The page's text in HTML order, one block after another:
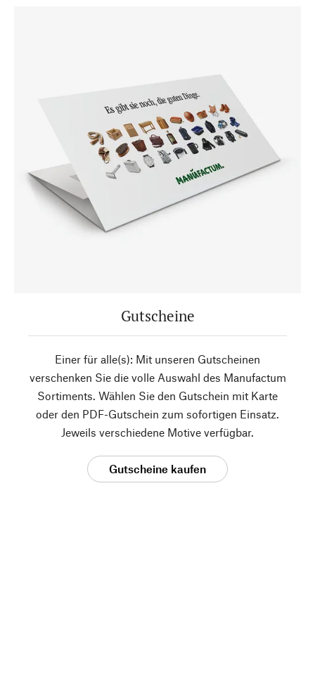
Gutscheine
Einer für alle(s): Mit unseren Gutscheinen
verschenken Sie die volle Auswahl des Manufactum
Sortiments. Wählen Sie den Gutschein mit Karte
oder den PDF-Gutschein zum sofortigen Einsatz.
Jeweils verschiedene Motive verfügbar.
Gutscheine kaufen